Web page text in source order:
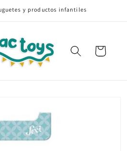
y productos infantiles
Carrito